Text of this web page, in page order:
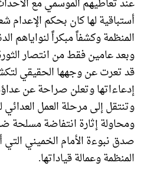
أستباقية لها كان بحكم الإعدام
المنظمة وكشفاً مبكراً لنواياهم
وبعد عامين فقط من انتصار
قد تعرت عن وجهها الحقيقي
إدعاءاتها وتعلن صراحة عن
وتنتقل إلى مرحلة العمل
ومحاولة إثارة انتفاضة مسلحة
صدق نبوءة الأمام الخميني
المنظمة وعمالة قياداتها.